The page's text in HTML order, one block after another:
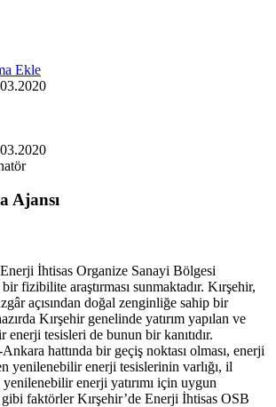
Ekle
Ajansı
İhtisas Organize Sanayi Bölgesi
fizibilite araştırması sunmaktadır. Kırşehir,
açısından doğal zenginliğe sahip bir
Kırşehir genelinde yatırım yapılan ve
tesisleri de bunun bir kanıtıdır.
hattında bir geçiş noktası olması, enerji
yenilenebilir enerji tesislerinin varlığı, il
enerji yatırımı için uygun
faktörler Kırşehir’de Enerji İhtisas OSB